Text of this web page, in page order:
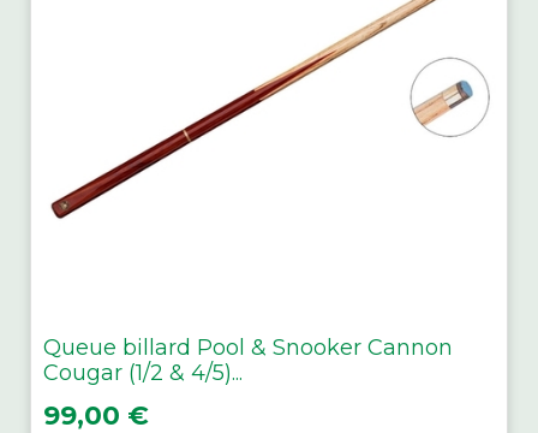
Queue billard Pool & Snooker Cannon
Cougar (1/2 & 4/5)...
Prix
99,00 €